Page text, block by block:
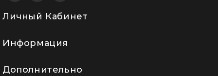
Личный Кабинет
Информация
Дополнительно